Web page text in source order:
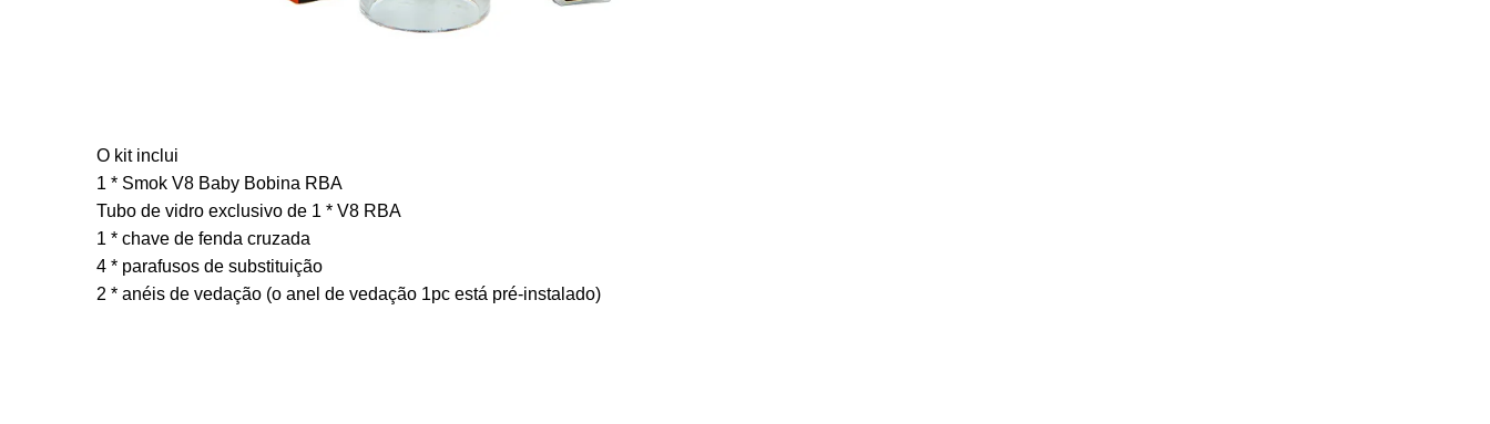
O kit inclui
1 * Smok V8 Baby Bobina RBA
Tubo de vidro exclusivo de 1 * V8 RBA
1 * chave de fenda cruzada
4 * parafusos de substituição
2 * anéis de vedação (o anel de vedação 1pc está pré-instalado)